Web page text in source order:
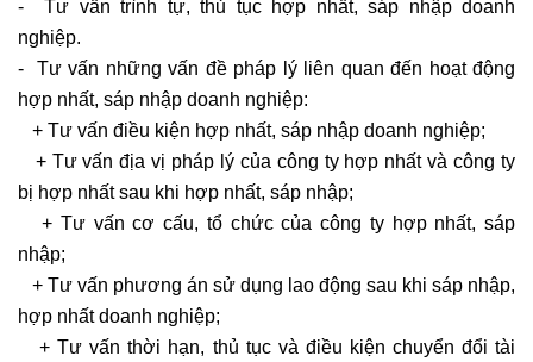
- Tư vấn trình tự, thủ tục hợp nhất, sáp nhập doanh
nghiệp.
- Tư vấn những vấn đề pháp lý liên quan đến hoạt động
hợp nhất, sáp nhập doanh nghiệp:
+ Tư vấn điều kiện hợp nhất, sáp nhập doanh nghiệp;
+ Tư vấn địa vị pháp lý của công ty hợp nhất và công ty
bị hợp nhất sau khi hợp nhất, sáp nhập;
+ Tư vấn cơ cấu, tổ chức của công ty hợp nhất, sáp
nhập;
+ Tư vấn phương án sử dụng lao động sau khi sáp nhập,
hợp nhất doanh nghiệp;
+ Tư vấn thời hạn, thủ tục và điều kiện chuyển đổi tài